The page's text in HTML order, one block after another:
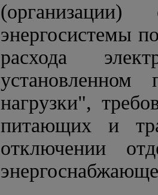
энергосистемы
расхода
нагрузки",
питающих и
отключении